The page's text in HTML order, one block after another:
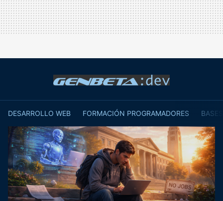
DESARROLLO WEB FORMACIÓN PROGRAMADORES